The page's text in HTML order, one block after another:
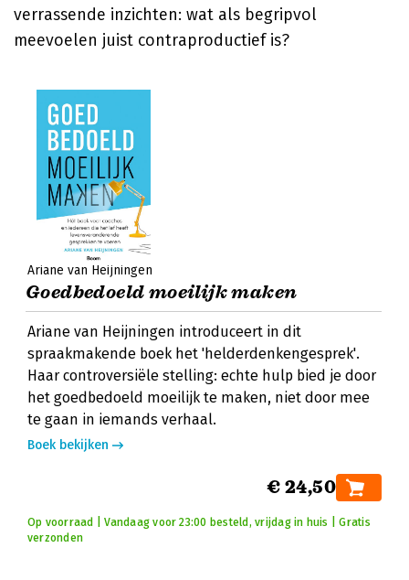
verrassende inzichten: wat als begripvol
meevoelen juist contraproductief is?
Ariane van Heijningen
Goedbedoeld moeilijk maken
Ariane van Heijningen introduceert in dit
spraakmakende boek het 'helderdenkengesprek'.
Haar controversiële stelling: echte hulp bied je door
het goedbedoeld moeilijk te maken, niet door mee
te gaan in iemands verhaal.
Boek bekijken
€ 24,50
Op voorraad | Vandaag voor 23:00 besteld, vrijdag in huis | Gratis
verzonden